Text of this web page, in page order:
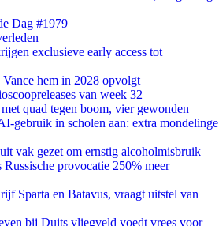
Dag #1979
exclusieve early access tot
hem in 2028 opvolgt
van week 32
quad tegen boom, vier gewonden
gebruik in scholen aan: extra mondelinge
vak gezet om ernstig alcoholmisbruik
provocatie 250% meer
Sparta en Batavus, vraagt uitstel van
bij Duits vliegveld voedt vrees voor